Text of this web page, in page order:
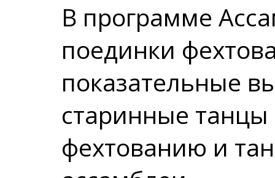
В программе
поединки
показательные
старинные
фехтованию и